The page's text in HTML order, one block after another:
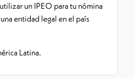
un IPEO para tu nómina
entidad legal en el país
Latina.